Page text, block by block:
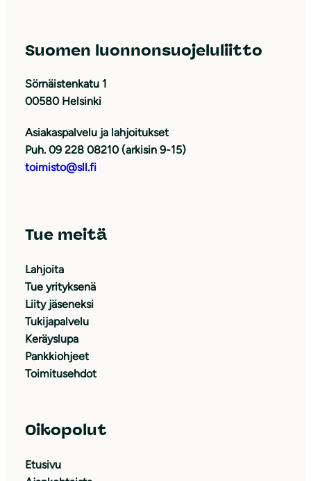
Suomen luonnonsuojeluliitto
Sörnäistenkatu 1
00580 Helsinki
Asiakaspalvelu ja lahjoitukset
Puh. 09 228 08210 (arkisin 9-15)
toimisto@sll.fi
Tue meitä
Lahjoita
Tue yrityksenä
Liity jäseneksi
Tukijapalvelu
Keräyslupa
Pankkiohjeet
Toimitusehdot
Oikopolut
Etusivu